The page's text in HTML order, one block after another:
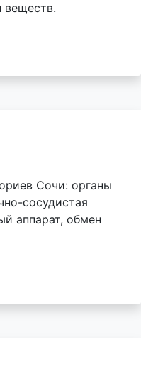
веществ.
Сочи: органы
сосудистая
аппарат, обмен